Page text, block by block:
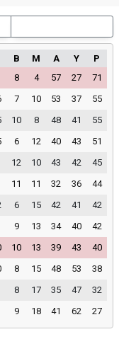
B M A Y
P
8 4 57 27
71
7 10 53 37
55
10 8 48 41
55
6 12 40 43
51
12 10 43 42
45
11 11 32 36
44
6 15 42 41
42
9 13 34 40
42
10 13 39 43
40
8 15 48 53
38
8 17 35 47
32
9 18 41 62 27